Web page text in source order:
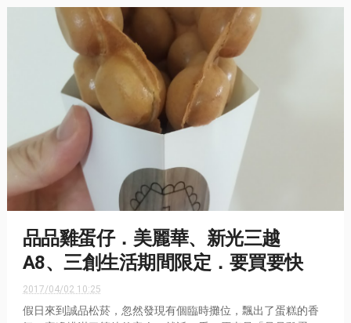
品品雞蛋仔．美麗華、新光三越
A8、三創生活期間限定．要買要快
2017/04/02 10:25
假日來到誠品松菸，忽然發現有個臨時攤位，飄出了蛋糕的香